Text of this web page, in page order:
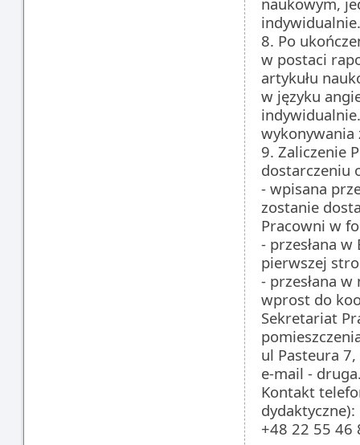
indywidualnie.
8. Po
w postaci
artykułu
w języku
wykonywania
9. Zaliczenie
dostarczeniu
- wpisana
zostanie
Pracowni w
- przesłana
pierwszej
- przesłana
wprost do
Sekretariat
ul Pasteura
e-mail -
Kontakt
dydaktyczne):
+48 22 55 46